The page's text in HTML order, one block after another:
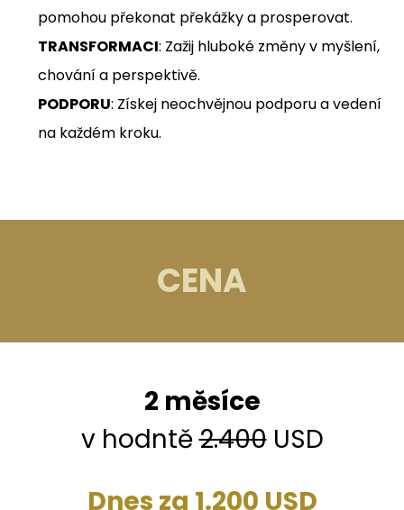
pomohou překonat překážky a prosperovat.
TRANSFORMACI: Zažij hluboké změny v myšlení,
chování a perspektivě.
​PODPORU: Získej neochvějnou podporu a vedení
na každém kroku.
CENA
2 měsíce
v hodntě2.400USD
Dnes za 1.200 USD